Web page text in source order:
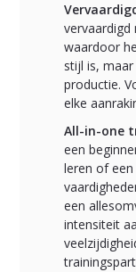
waardoor
stijl is,
productie.
elke
All-in-one
een
leren of
een
intensiteit